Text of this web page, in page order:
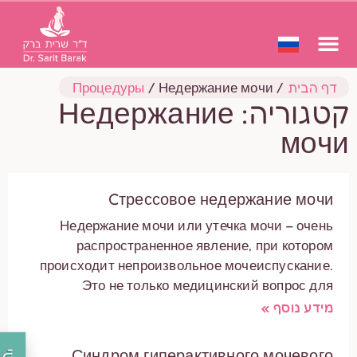
דף הבית /
Процедуры / Недержание мочи
קטגוריה: Недержание
мочи
Cтрессовое недержание мочи
Недержание мочи или утечка мочи – очень
распространенное явление, при котором
происходит непроизвольное мочеиспускание.
Это не только медицинский вопрос для
מידע נוסף »